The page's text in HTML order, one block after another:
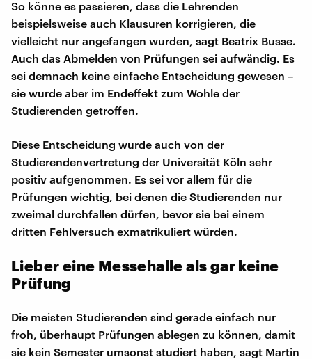
So könne es passieren, dass die Lehrenden
beispielsweise auch Klausuren korrigieren, die
vielleicht nur angefangen wurden, sagt Beatrix Busse.
Auch das Abmelden von Prüfungen sei aufwändig. Es
sei demnach keine einfache Entscheidung gewesen –
sie wurde aber im Endeffekt zum Wohle der
Studierenden getroffen.
Diese Entscheidung wurde auch von der
Studierendenvertretung der Universität Köln sehr
positiv aufgenommen. Es sei vor allem für die
Prüfungen wichtig, bei denen die Studierenden nur
zweimal durchfallen dürfen, bevor sie bei einem
dritten Fehlversuch exmatrikuliert würden.
Lieber eine Messehalle als gar keine
Prüfung
Die meisten Studierenden sind gerade einfach nur
froh, überhaupt Prüfungen ablegen zu können, damit
sie kein Semester umsonst studiert haben, sagt Martin